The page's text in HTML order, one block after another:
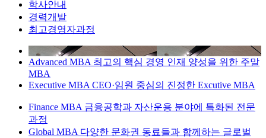
학사안내
경력개발
최고경영자과정
Advanced MBA 최고의 핵심 경영 인재 양성을 위한 주말
MBA
Executive MBA CEO·임원 중심의 진정한 Excutive MBA
Finance MBA 금융공학과 자산운용 분야에 특화된 전문
과정
Global MBA 다양한 문화권 동료들과 함께하는 글로벌